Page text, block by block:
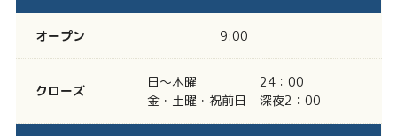
オープン 9:00
クローズ
日～木曜
24：00
金・土曜・祝前日
深夜2：00